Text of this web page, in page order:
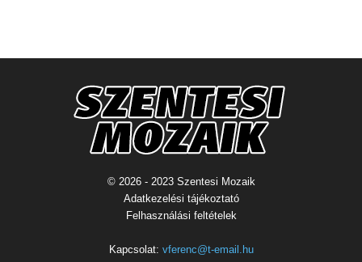
© 2026 - 2023 Szentesi Mozaik
Adatkezelési tájékoztató
Felhasználási feltételek
Kapcsolat: vferenc@t-email.hu